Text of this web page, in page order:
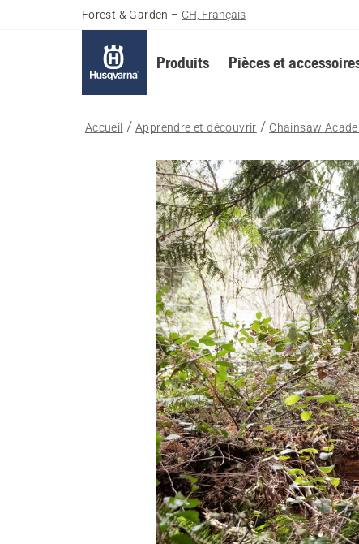
Forest & Garden – CH, Français
Produits Pièces et
Accueil Apprendre et découvrir Chainsaw